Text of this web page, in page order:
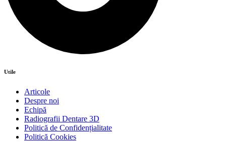
Utile
Articole
Despre noi
Echipă
Radiografii Dentare 3D
Politică de Confidențialitate
Politică Cookies